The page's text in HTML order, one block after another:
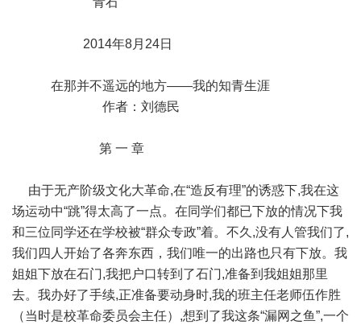
2014年8月24日
在那并不遥远的地方——我的知青生涯
作者：刘德民
第 一 章
由于无产阶级文化大革命,在“造反有理”的诱惑下,我在这
场运动中“跳”得太高了一点。在同学们都已下放的情况下我
和三位同学还在学校被“群众专政”着。不久,没有人管我们了,
我们四人开始了各奔东西，我们唯一的出路也只有下放。我
姐姐下放在石门,我把户口转到了石门,准备到我姐姐那里
去。我办好了手续,正准备要动身时,我的班主任老师伍作胜
（当时是校革命委员会主任）,想到了我这条“漏网之鱼”,一个